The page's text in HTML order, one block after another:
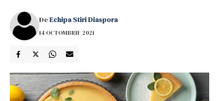
DeEchipa Stiri Diaspora
14 OCTOMBRIE 2021